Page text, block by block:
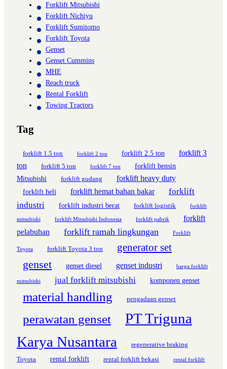
Forklift Mitsubishi
Forklift Nichiyu
Forklift Sumitomo
Forklift Toyota
Genset
Genset Cummins
MHE
Reach truck
Rental Forklift
Towing Tractors
Tag
forklift 1.5 ton forklift 2 ton forklift 2.5 ton
forklift 3
ton
forklift 5 ton forklift 7 ton
forklift bensin
Mitsubishi
forklift gudang forklift heavy duty
forklift heli forklift hemat bahan bakar
forklift
industri
forklift industri berat forklift logistik forklift
mitsubishi forklift Mitsubishi Indonesia forklift pabrik
forklift
pelabuhan
forklift ramah lingkungan Forklift
Toyota forklift Toyota 3 ton
generator set
genset
genset diesel genset industri harga forklift
mitsubishi jual forklift mitsubishi komponen genset
material handling pengadaan genset
perawatan genset
PT Triguna
Karya Nusantara
regenerative braking
Toyota rental forklift rental forklift bekasi rental forklift